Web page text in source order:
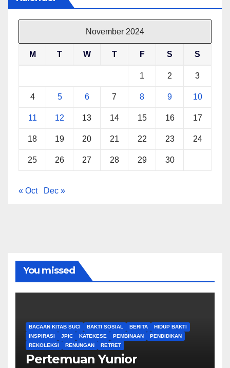
November 2024
M T W T F S S
1 2 3
4 5 6 7 8 9 10
11 12 13 14 15 16 17
18 19 20 21 22 23 24
25 26 27 28 29 30
« Oct Dec »
You missed
BACAAN KITAB SUCI BAKTI SOSIAL BERITA
HIDUP BAKTI
INSPIRASI
JPIC KATEKESE PEMBINAAN
PENDIDIKAN
REKOLEKSI
RENUNGAN RETRET
Pertemuan Yunior